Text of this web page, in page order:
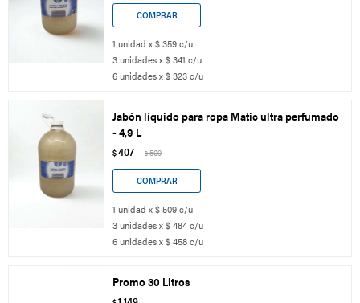
1 unidad x $ 359 c/u
3 unidades x $ 341 c/u
6 unidades x $ 323 c/u
Jabón líquido para ropa Matic ultra perfumado
- 4,9 L
$407 $509
1 unidad x $ 509 c/u
3 unidades x $ 484 c/u
6 unidades x $ 458 c/u
Promo 30 Litros